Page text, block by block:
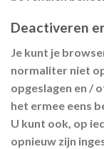
Deactiveren
Je kunt je
normaliter niet
opgeslagen en /
het ermee eens
U kunt ook, op
opnieuw zijn